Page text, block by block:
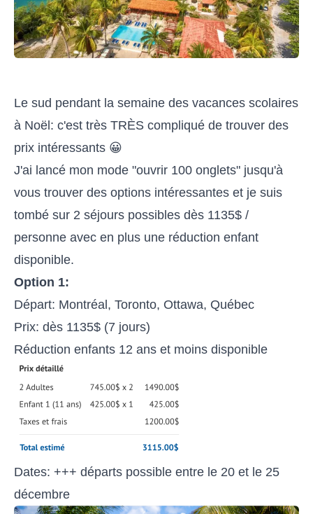
Le sud pendant la semaine des vacances scolaires
à Noël: c'est très TRÈS compliqué de trouver des
prix intéressants 😀
J'ai lancé mon mode "ouvrir 100 onglets" jusqu'à
vous trouver des options intéressantes et je suis
tombé sur 2 séjours possibles dès 1135$ /
personne avec en plus une réduction enfant
disponible.
Option 1:
Départ: Montréal, Toronto, Ottawa, Québec
Prix: dès 1135$ (7 jours)
Réduction enfants 12 ans et moins disponible
Dates: +++ départs possible entre le 20 et le 25
décembre